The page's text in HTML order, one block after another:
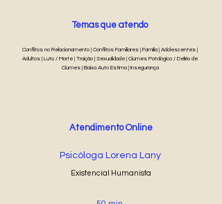
Temas que atendo
Conflitos no Relacionamento | Conflitos Familiares | Família | Adolescentes |
Adultos | Luto / Morte | Traição | Sexualidade | Ciúmes Patológico / Delírio de
Ciúmes | Baixa Auto Estima | Insegurança
Existencial Humanista
Atendimento Online
Psicóloga Lorena Lany